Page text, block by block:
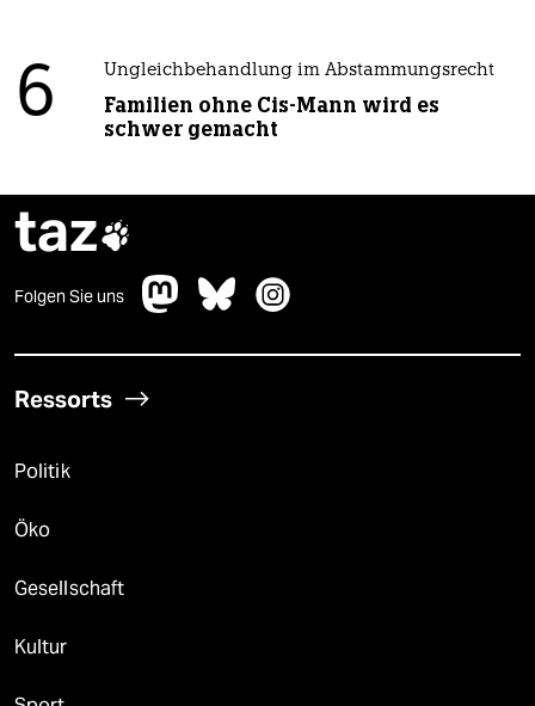
6 Ungleichbehandlung im Abstammungsrecht
Familien ohne Cis-Mann wird es
schwer gemacht
taz
Folgen Sie uns
Ressorts
Politik
Öko
Gesellschaft
Kultur